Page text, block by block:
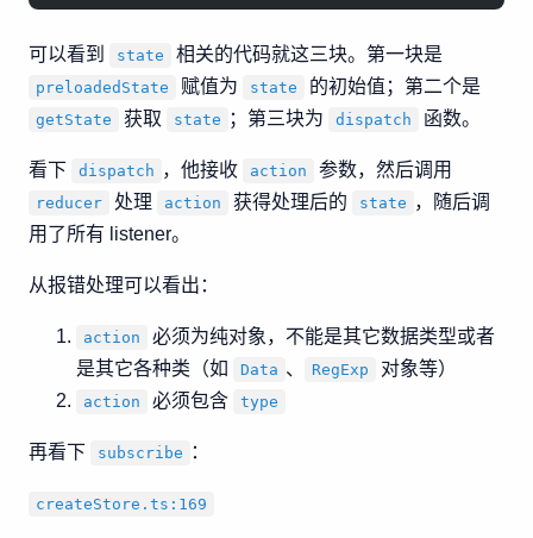
可以看到 state 相关的代码就这三块。第一块是
preloadedState 赋值为 state 的初始值；第二个是
getState 获取 state ；第三块为 dispatch 函数。
看下 dispatch ，他接收 action 参数，然后调用
reducer 处理 action 获得处理后的 state ，随后调
用了所有 listener。
从报错处理可以看出：
action
必须为纯对象，不能是其它数据类型或者
是其它各种类（如
Data 、 RegExp 对象等）
action 必须包含 type
再看下 subscribe ：
createStore.ts:169